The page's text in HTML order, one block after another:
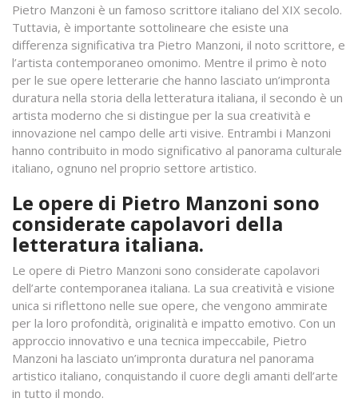
Pietro Manzoni è un famoso scrittore italiano del XIX secolo.
Tuttavia, è importante sottolineare che esiste una
differenza significativa tra Pietro Manzoni, il noto scrittore, e
l’artista contemporaneo omonimo. Mentre il primo è noto
per le sue opere letterarie che hanno lasciato un’impronta
duratura nella storia della letteratura italiana, il secondo è un
artista moderno che si distingue per la sua creatività e
innovazione nel campo delle arti visive. Entrambi i Manzoni
hanno contribuito in modo significativo al panorama culturale
italiano, ognuno nel proprio settore artistico.
Le opere di Pietro Manzoni sono
considerate capolavori della
letteratura italiana.
Le opere di Pietro Manzoni sono considerate capolavori
dell’arte contemporanea italiana. La sua creatività e visione
unica si riflettono nelle sue opere, che vengono ammirate
per la loro profondità, originalità e impatto emotivo. Con un
approccio innovativo e una tecnica impeccabile, Pietro
Manzoni ha lasciato un’impronta duratura nel panorama
artistico italiano, conquistando il cuore degli amanti dell’arte
in tutto il mondo.